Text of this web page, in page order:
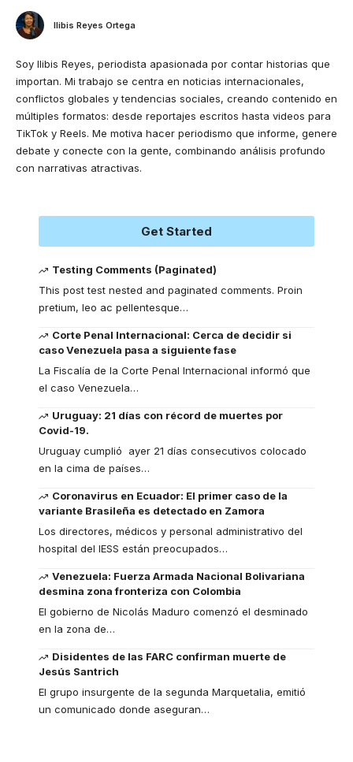
Ilibis Reyes Ortega
Soy Ilibis Reyes, periodista apasionada por contar historias que
importan. Mi trabajo se centra en noticias internacionales,
conflictos globales y tendencias sociales, creando contenido en
múltiples formatos: desde reportajes escritos hasta videos para
TikTok y Reels. Me motiva hacer periodismo que informe, genere
debate y conecte con la gente, combinando análisis profundo
con narrativas atractivas.
Get Started
Testing Comments (Paginated)
This post test nested and paginated comments. Proin
pretium, leo ac pellentesque…
Corte Penal Internacional: Cerca de decidir si
caso Venezuela pasa a siguiente fase
La Fiscalía de la Corte Penal Internacional informó que
el caso Venezuela…
Uruguay: 21 días con récord de muertes por
Covid-19.
Uruguay cumplió ayer 21 días consecutivos colocado
en la cima de países…
Coronavirus en Ecuador: El primer caso de la
variante Brasileña es detectado en Zamora
Los directores, médicos y personal administrativo del
hospital del IESS están preocupados…
Venezuela: Fuerza Armada Nacional Bolivariana
desmina zona fronteriza con Colombia
El gobierno de Nicolás Maduro comenzó el desminado
en la zona de…
Disidentes de las FARC confirman muerte de
Jesús Santrich
El grupo insurgente de la segunda Marquetalia, emitió
un comunicado donde aseguran…